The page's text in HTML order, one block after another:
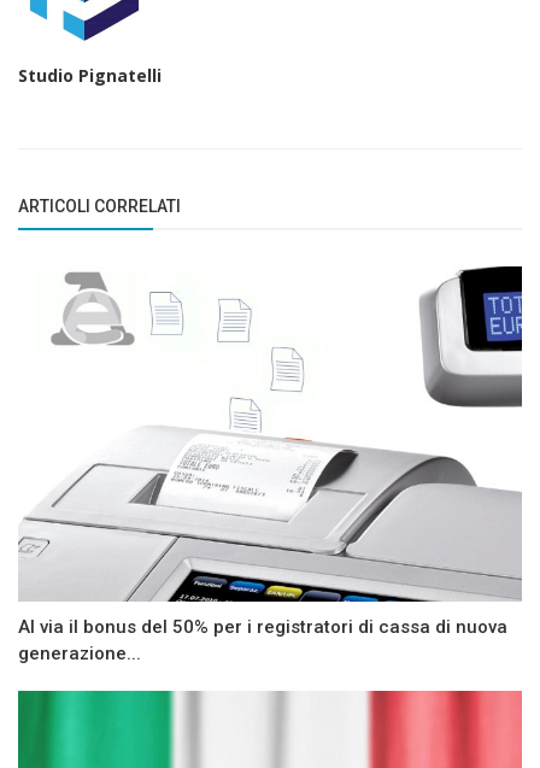
Studio Pignatelli
ARTICOLI CORRELATI
Al via il bonus del 50% per i registratori di cassa di nuova
generazione...